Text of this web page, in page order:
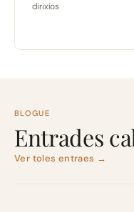
dirixíos
BLOGUE
Entrades
Ver toles entraes →